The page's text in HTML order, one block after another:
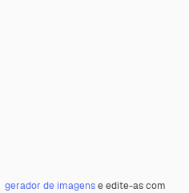
gerador de imagense edite-as com